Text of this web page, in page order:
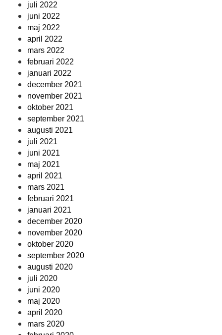
juli 2022
juni 2022
maj 2022
april 2022
mars 2022
februari 2022
januari 2022
december 2021
november 2021
oktober 2021
september 2021
augusti 2021
juli 2021
juni 2021
maj 2021
april 2021
mars 2021
februari 2021
januari 2021
december 2020
november 2020
oktober 2020
september 2020
augusti 2020
juli 2020
juni 2020
maj 2020
april 2020
mars 2020